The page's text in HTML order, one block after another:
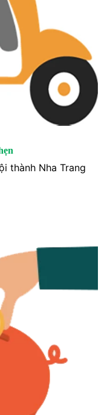
thành Nha Trang